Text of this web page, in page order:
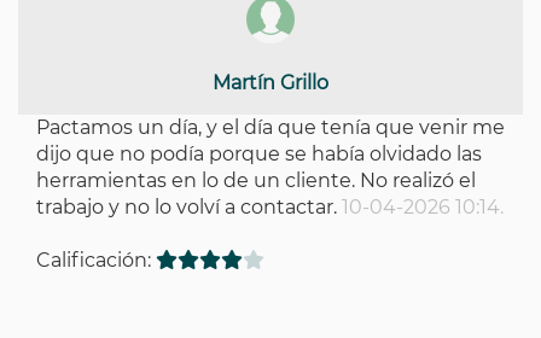
Martín Grillo
Pactamos un día, y el día que tenía que venir me
dijo que no podía porque se había olvidado las
herramientas en lo de un cliente. No realizó el
trabajo y no lo volví a contactar. 10-04-2026 10:14.
Calificación: